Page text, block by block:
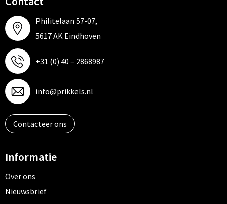
Philitelaan 57-07,
5617 AK Eindhoven
+31 (0) 40 – 2868987
info@prikkels.nl
Contacteer ons
Informatie
Over ons
Nieuwsbrief